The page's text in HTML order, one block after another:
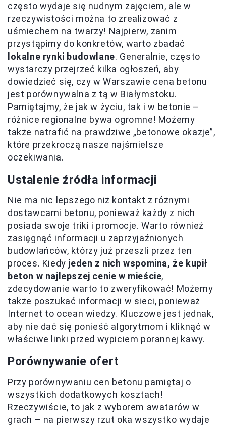
często wydaje się nudnym zajęciem, ale w
rzeczywistości można to zrealizować z
uśmiechem na twarzy! Najpierw, zanim
przystąpimy do konkretów, warto zbadać
lokalne rynki budowlane. Generalnie, często
wystarczy przejrzeć kilka ogłoszeń, aby
dowiedzieć się, czy w Warszawie cena betonu
jest porównywalna z tą w Białymstoku.
Pamiętajmy, że jak w życiu, tak i w betonie –
różnice regionalne bywa ogromne! Możemy
także natrafić na prawdziwe „betonowe okazje”,
które przekroczą nasze najśmielsze
oczekiwania.
Ustalenie źródła informacji
Nie ma nic lepszego niż kontakt z różnymi
dostawcami betonu, ponieważ każdy z nich
posiada swoje triki i promocje. Warto również
zasięgnąć informacji u zaprzyjaźnionych
budowlańców, którzy już przeszli przez ten
proces. Kiedy jeden z nich wspomina, że kupił
beton w najlepszej cenie w mieście,
zdecydowanie warto to zweryfikować! Możemy
także poszukać informacji w sieci, ponieważ
Internet to ocean wiedzy. Kluczowe jest jednak,
aby nie dać się ponieść algorytmom i kliknąć w
właściwe linki przed wypiciem porannej kawy.
Porównywanie ofert
Przy porównywaniu cen betonu pamiętaj o
wszystkich dodatkowych kosztach!
Rzeczywiście, to jak z wyborem awatarów w
grach – na pierwszy rzut oka wszystko wydaje